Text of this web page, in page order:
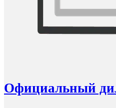
Официальный